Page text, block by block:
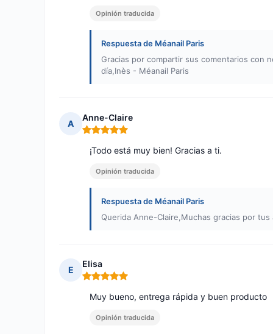
Opinión traducida
Respuesta de Méanail Paris
Gracias por compartir sus comentarios con
día,Inès - Méanail Paris
A
Anne-Claire
Nota: 5 de 5
¡Todo está muy bien! Gracias a ti.
Opinión traducida
Respuesta de Méanail Paris
Querida Anne-Claire,Muchas gracias por
E
Elisa
Nota: 5 de 5
Muy bueno, entrega rápida y buen producto
Opinión traducida